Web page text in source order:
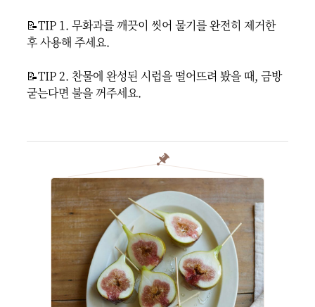
📝TIP 1. 무화과를 깨끗이 씻어 물기를 완전히 제거한
후 사용해 주세요.
📝TIP 2. 찬물에 완성된 시럽을 떨어뜨려 봤을 때, 금방
굳는다면 불을 꺼주세요.